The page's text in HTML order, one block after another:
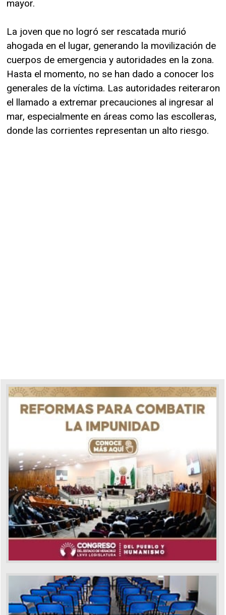
mayor.
La joven que no logró ser rescatada murió
ahogada en el lugar, generando la movilización de
cuerpos de emergencia y autoridades en la zona.
Hasta el momento, no se han dado a conocer los
generales de la víctima. Las autoridades reiteraron
el llamado a extremar precauciones al ingresar al
mar, especialmente en áreas como las escolleras,
donde las corrientes representan un alto riesgo.